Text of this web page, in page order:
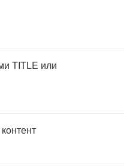
TITLE или